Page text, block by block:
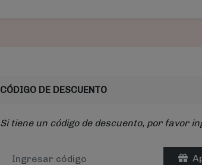
CÓDIGO DE DESCUENTO
Si tiene un código de descuento, por favor